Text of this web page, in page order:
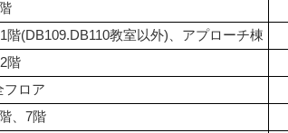
階(DB109.DB110教室以外)、アプローチ棟
階
フロア
、7階